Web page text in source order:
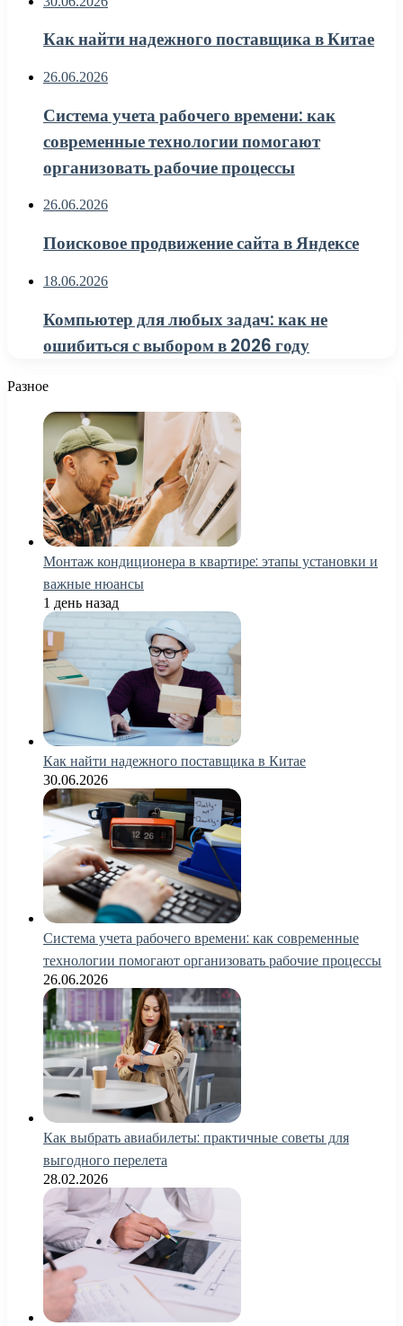
Как найти надежного поставщика в Китае
26.06.2026
Система учета рабочего времени: как
современные технологии помогают
организовать рабочие процессы
26.06.2026
Поисковое продвижение сайта в Яндексе
18.06.2026
Компьютер для любых задач: как не
ошибиться с выбором в 2026 году
Разное
Монтаж кондиционера в квартире: этапы установки и
важные нюансы
1 день назад
Как найти надежного поставщика в Китае
30.06.2026
Система учета рабочего времени: как современные
технологии помогают организовать рабочие процессы
26.06.2026
Как выбрать авиабилеты: практичные советы для
выгодного перелета
28.02.2026